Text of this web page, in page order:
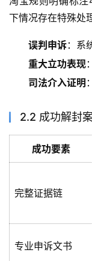
下情况存在特殊处
误判申诉：系
重大立功表现
司法介入证明
2.2 成功解封
成功要素
完整证据链
专业申诉文书